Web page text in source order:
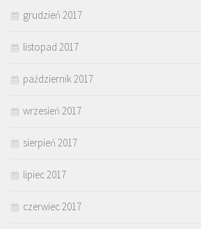
grudzień 2017
listopad 2017
październik 2017
wrzesień 2017
sierpień 2017
lipiec 2017
czerwiec 2017